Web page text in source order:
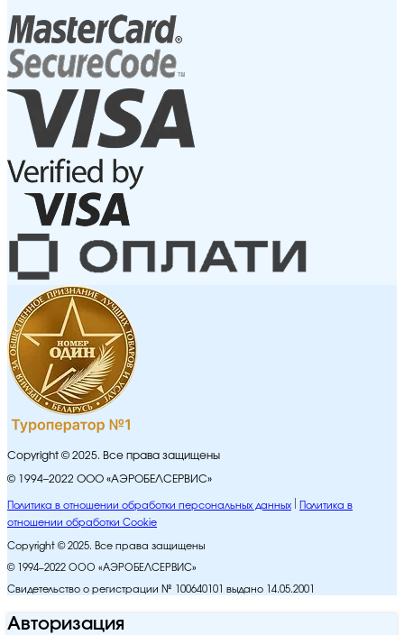
Copyright © 2025. Все права защищены
© 1994–2022 ООО «АЭРОБЕЛСЕРВИС»
Политика в отношении обработки персональных данных
Политика в
отношении обработки Cookie
Copyright © 2025. Все права защищены
© 1994–2022 ООО «АЭРОБЕЛСЕРВИС»
Свидетельство о регистрации № 100640101 выдано 14.05.2001
Авторизация